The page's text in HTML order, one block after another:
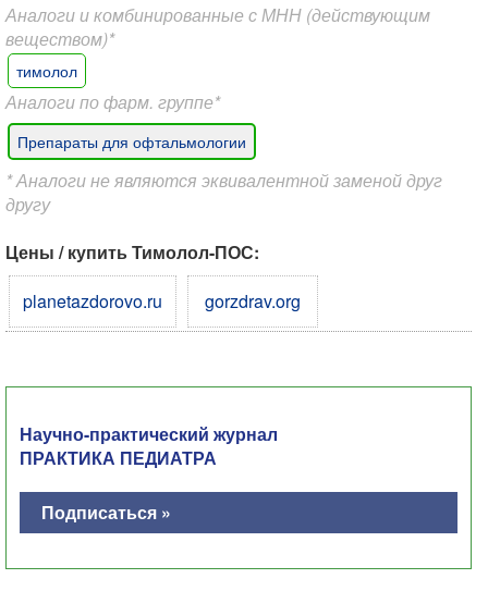
Аналоги и комбинированные с МНН (действующим
веществом)*
тимолол
Аналоги по фарм. группе*
Препараты для офтальмологии
* Аналоги не являются эквивалентной заменой друг
другу
Цены / купить Тимолол-ПОС:
planetazdorovo.ru
gorzdrav.org
Научно-практический журнал
ПРАКТИКА ПЕДИАТРА
Подписаться »